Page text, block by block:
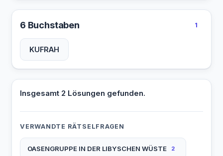
6 Buchstaben 1
KUFRAH
Insgesamt 2 Lösungen gefunden.
VERWANDTE RÄTSELFRAGEN
OASENGRUPPE IN DER LIBYSCHEN WÜSTE 2